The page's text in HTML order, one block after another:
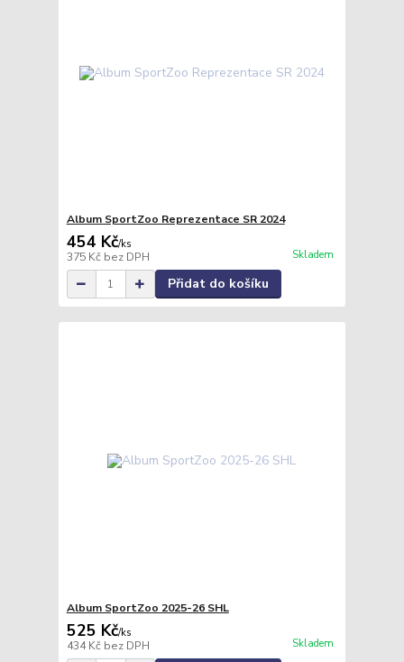
Album SportZoo Reprezentace SR 2024
454 Kč/ks
375 Kč bez DPH Skladem
Přidat do košíku
Album SportZoo 2025-26 SHL
525 Kč/ks
434 Kč bez DPH Skladem